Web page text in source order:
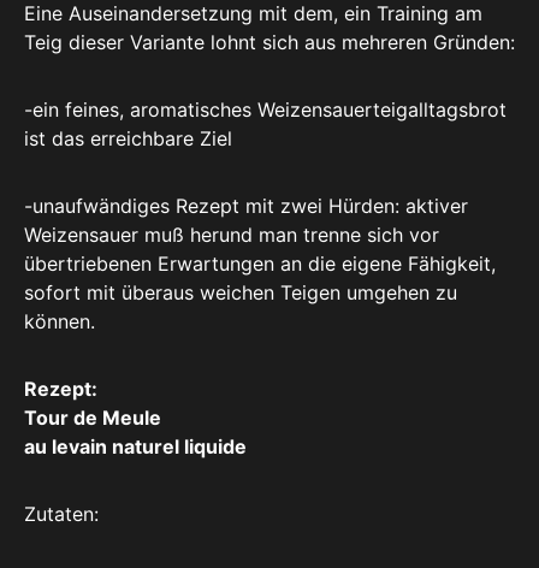
Eine Auseinandersetzung mit dem, ein Training am
Teig dieser Variante lohnt sich aus mehreren Gründen:
-ein feines, aromatisches Weizensauerteigalltagsbrot
ist das erreichbare Ziel
-unaufwändiges Rezept mit zwei Hürden: aktiver
Weizensauer muß herund man trenne sich vor
übertriebenen Erwartungen an die eigene Fähigkeit,
sofort mit überaus weichen Teigen umgehen zu
können.
Rezept:
Tour de Meule
au levain naturel liquide
Zutaten: